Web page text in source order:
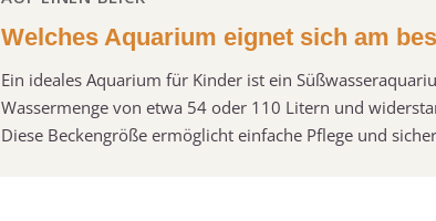
Welches Aquarium eignet sich am
Ein ideales Aquarium für Kinder ist ein
Wassermenge von etwa 54 oder 110 Litern und
Diese Beckengröße ermöglicht einfache Pflege und